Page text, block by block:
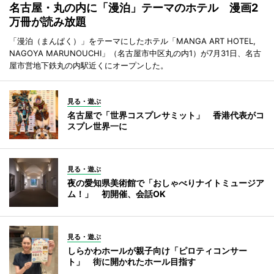
名古屋・丸の内に「漫泊」テーマのホテル 漫画2
万冊が読み放題
「漫泊（まんぱく）」をテーマにしたホテル「MANGA ART HOTEL,
NAGOYA MARUNOUCHI」（名古屋市中区丸の内1）が7月31日、名古
屋市営地下鉄丸の内駅近くにオープンした。
見る・遊ぶ
名古屋で「世界コスプレサミット」 香港代表がコ
スプレ世界一に
見る・遊ぶ
夜の愛知県美術館で「おしゃべりナイトミュージア
ム！」 初開催、会話OK
見る・遊ぶ
しらかわホールが親子向け「ピロティコンサー
ト」 街に開かれたホール目指す